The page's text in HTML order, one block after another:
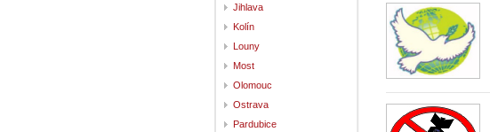
Jihlava
Kolín
Louny
Most
Olomouc
Ostrava
Pardubice